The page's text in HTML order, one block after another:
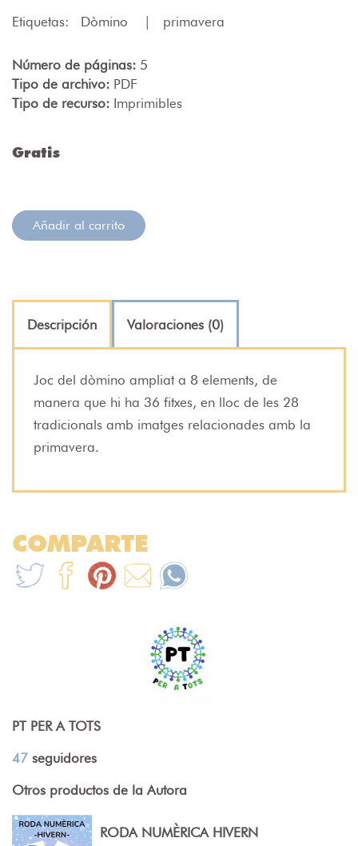
Etiquetas: Dòmino | primavera
Número de páginas: 5
Tipo de archivo: PDF
Tipo de recurso: Imprimibles
Gratis
Añadir al carrito
Descripción Valoraciones (0)
Joc del dòmino ampliat a 8 elements, de
manera que hi ha 36 fitxes, en lloc de les 28
tradicionals amb imatges relacionades amb la
primavera.
COMPARTE
PT PER A TOTS
47 seguidores
Otros productos de la Autora
RODA NUMÈRICA HIVERN